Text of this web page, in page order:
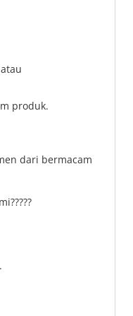
produk.
dari bermacam